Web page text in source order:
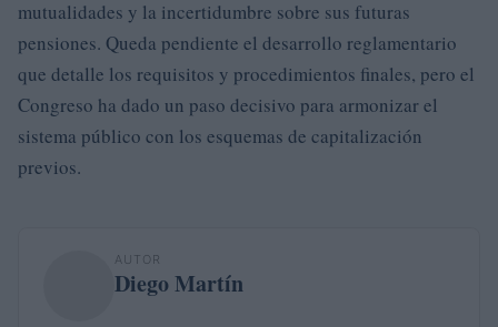
mutualidades y la incertidumbre sobre sus futuras
pensiones. Queda pendiente el desarrollo reglamentario
que detalle los requisitos y procedimientos finales, pero el
Congreso ha dado un paso decisivo para armonizar el
sistema público con los esquemas de capitalización
previos.
AUTOR
Diego Martín